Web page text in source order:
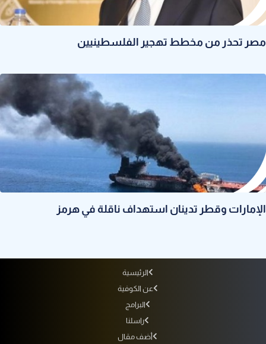
مصر تحذر من مخطط تهجير الفلسطينيين
الإمارات وقطر تدينان استهداف ناقلة في هرمز
الرئيسية
عن الكوفية
البرامج
راسلنا
أضف مقال